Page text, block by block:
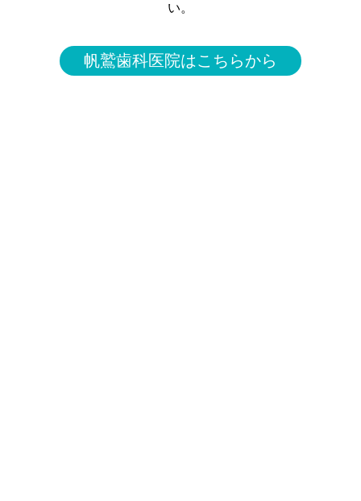
い。
帆鷲歯科医院はこちらから